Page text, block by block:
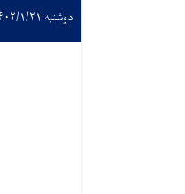
دوشنبه ۱۴۰۲/۱/۲۱ - ۹:۳۲